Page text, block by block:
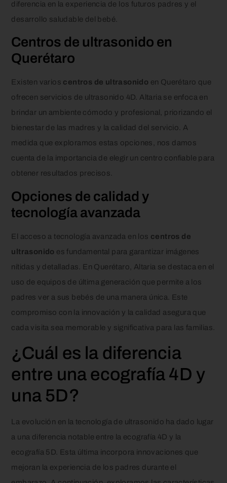
diferencia en la experiencia de los futuros padres y el
desarrollo saludable del bebé.
Centros de ultrasonido en
Querétaro
Existen varios centros de ultrasonido en Querétaro que
ofrecen servicios de ultrasonido 4D. Altaria se enfoca en
brindar un ambiente cómodo y profesional, priorizando el
bienestar de las madres y la calidad del servicio. A
medida que exploramos estas opciones, nos damos
cuenta de la importancia de elegir un centro confiable para
obtener resultados precisos.
Opciones de calidad y
tecnología avanzada
El acceso a tecnología avanzada en los centros de
ultrasonido es fundamental para garantizar imágenes
nítidas y detalladas. En Querétaro, Altaria se destaca en el
uso de equipos de última generación que permite a los
padres ver a sus bebés de una manera única. Este
compromiso con la innovación y la calidad asegura que
cada visita sea memorable y significativa para las familias.
¿Cuál es la diferencia
entre una ecografía 4D y
una 5D?
La evolución en la tecnología de ultrasonido ha dado lugar
a una diferencia notable entre la ecografía 4D y la
ecografía 5D. Esta última incorpora innovaciones que
mejoran la experiencia de los padres durante el